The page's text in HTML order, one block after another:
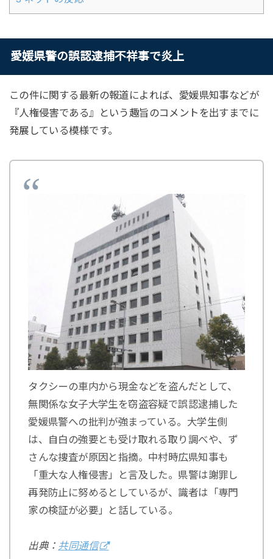
愛媛県警の誤認逮捕不祥事で炎上
この件に関する最新の報道によれば、愛媛県知事などが
『人権侵害である』という趣旨のコメントを出すまでに
発展している模様です。
タクシーの車内から現金などを盗んだとして、
無関係な女子大学生を窃盗容疑で誤認逮捕した
愛媛県警への批判が強まっている。大学生側
は、自白の強要とも受け取れる取り調べや、ず
さんな捜査が原因と指摘。中村時広県知事も
「重大な人権侵害」と言及した。県警は謝罪し
再発防止に努めるとしているが、識者は「専門
家の検証が必要」と話している。
出典： 共同通信